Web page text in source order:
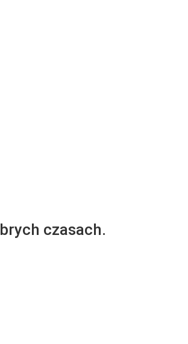
czasach.